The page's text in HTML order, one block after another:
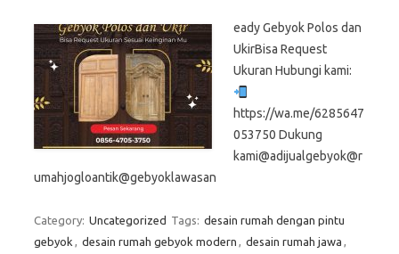
eady Gebyok Polos dan
UkirBisa Request
Ukuran Hubungi kami:
https://wa.me/6285647
053750 Dukung
kami@adijualgebyok@r
umahjogloantik@gebyoklawasan
Category: Uncategorized Tags: desain rumah dengan pintu
gebyok , desain rumah gebyok modern , desain rumah jawa ,